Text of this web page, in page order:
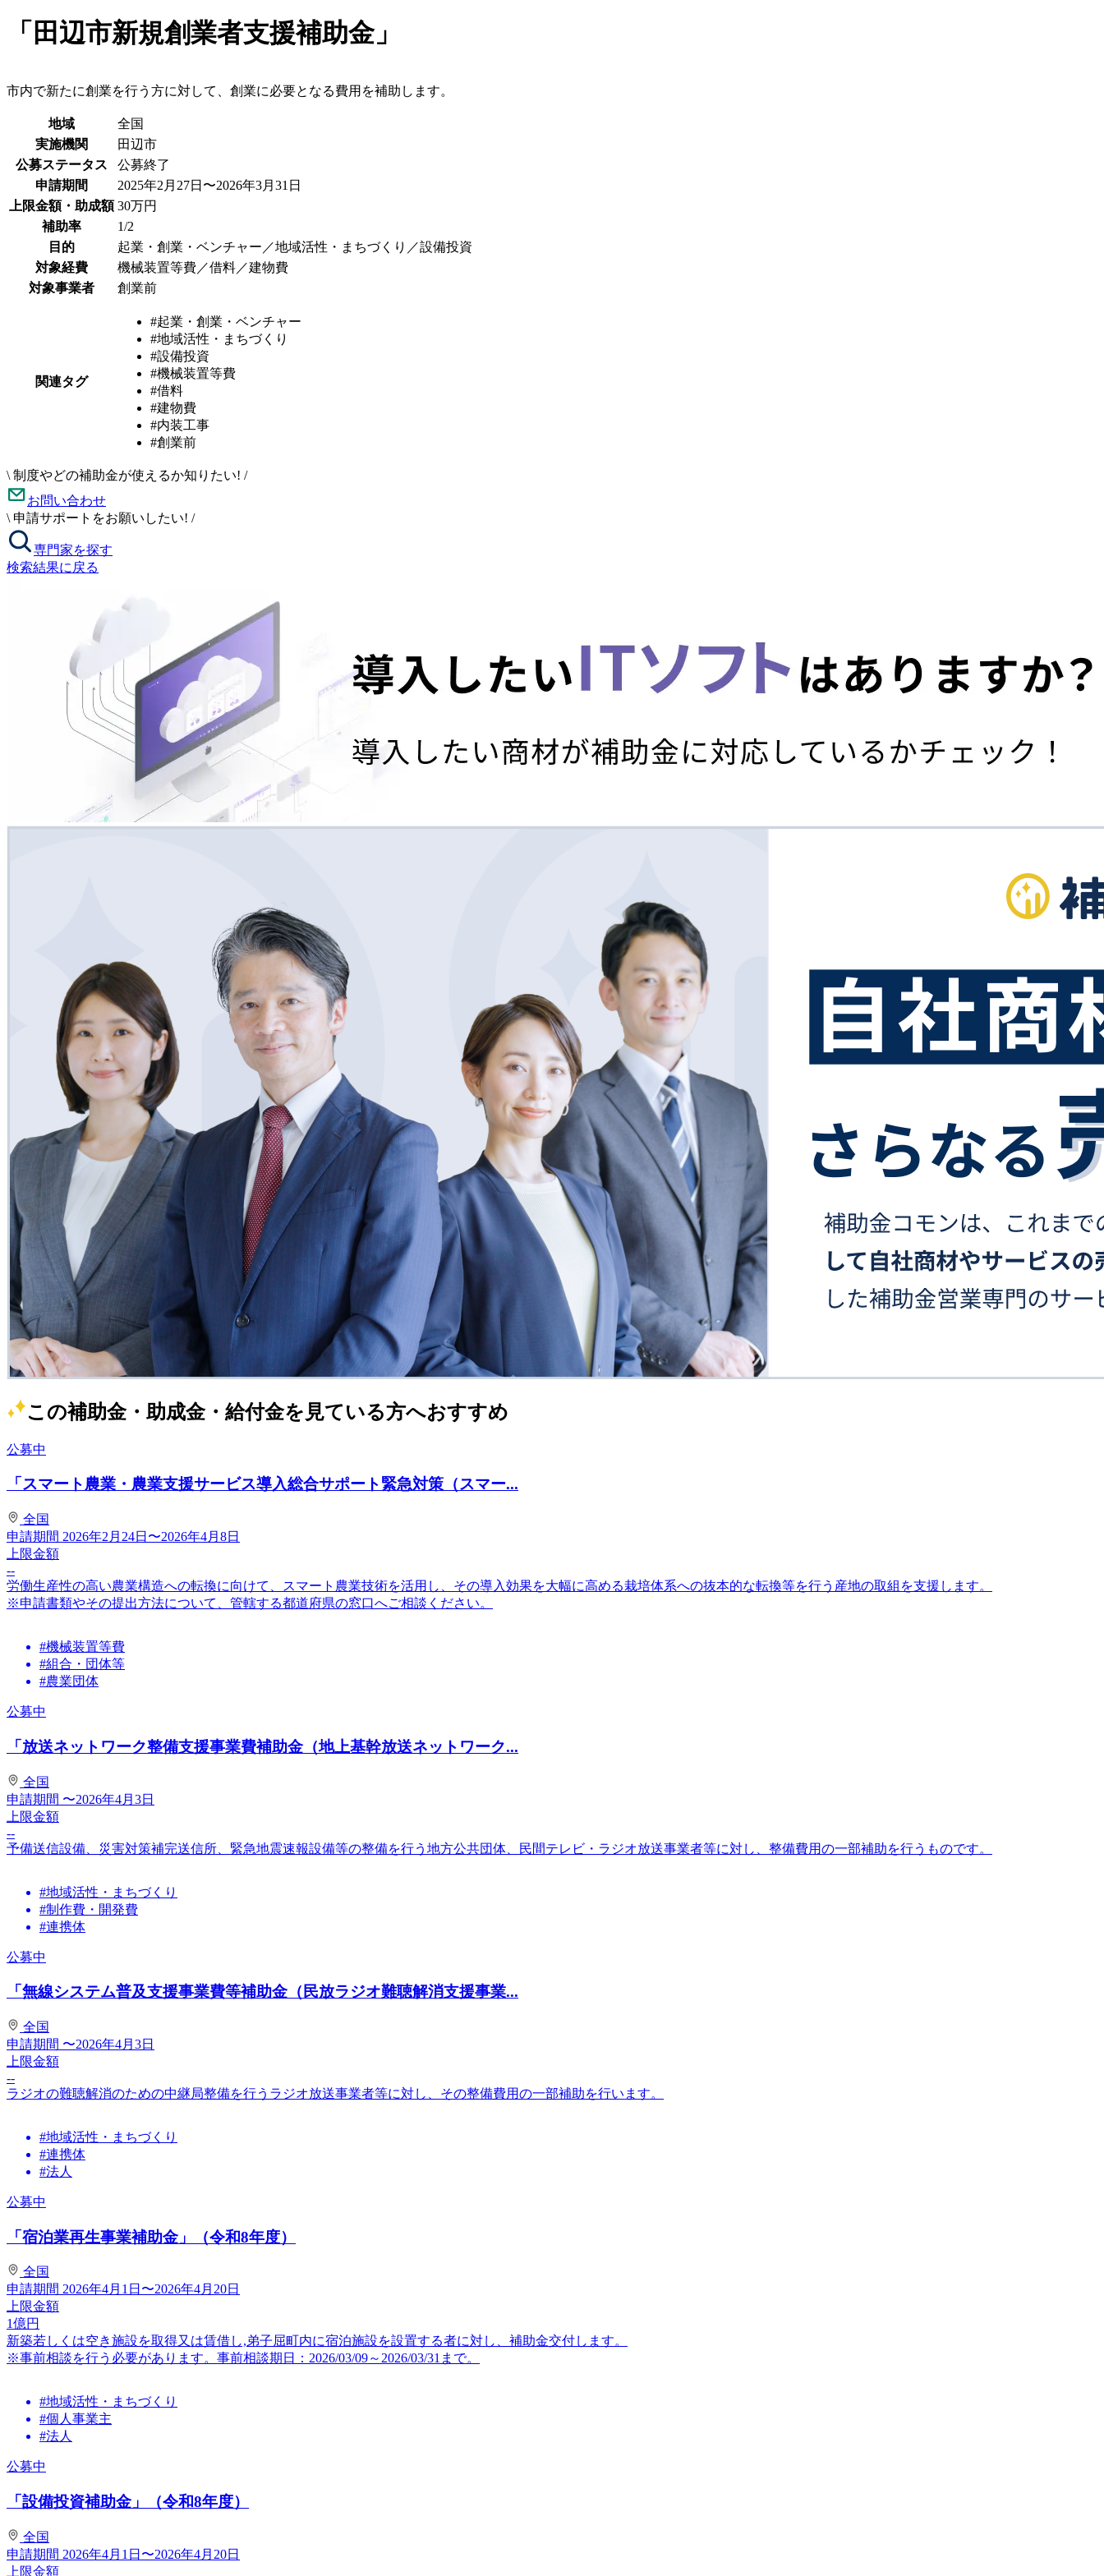
「田辺市新規創業者支援補助金」
市内で新たに創業を行う方に対して、創業に必要となる費用を補助します。
地域
全国
実施機関
田辺市
公募ステータス
公募終了
申請期間
2025年2月27日〜2026年3月31日
上限金額・助成額 30万円
補助率
1/2
目的
起業・創業・ベンチャー／地域活性・まちづくり／設備投資
対象経費
機械装置等費／借料／建物費
対象事業者
創業前
関連タグ
#起業・創業・ベンチャー
#地域活性・まちづくり
#設備投資
#機械装置等費
#借料
#建物費
#内装工事
#創業前
\ 制度やどの補助金が使えるか知りたい! /
お問い合わせ
\ 申請サポートをお願いしたい! /
専門家を探す
検索結果に戻る
この補助金・助成金・給付金を見ている方へおすすめ
公募中
「スマート農業・農業支援サービス導入総合サポート緊急対策（スマー...
全国
申請期間 2026年2月24日〜2026年4月8日
上限金額
--
労働生産性の高い農業構造への転換に向けて、スマート農業技術を活用し、その導入効果を大幅に高める栽培体系への抜本的な転換等を行う産地の取組を支援します。
※申請書類やその提出方法について、管轄する都道府県の窓口へご相談ください。
#機械装置等費
#組合・団体等
#農業団体
公募中
「放送ネットワーク整備支援事業費補助金（地上基幹放送ネットワーク...
全国
申請期間 〜2026年4月3日
上限金額
--
予備送信設備、災害対策補完送信所、緊急地震速報設備等の整備を行う地方公共団体、民間テレビ・ラジオ放送事業者等に対し、整備費用の一部補助を行うものです。
#地域活性・まちづくり
#制作費・開発費
#連携体
公募中
「無線システム普及支援事業費等補助金（民放ラジオ難聴解消支援事業...
全国
申請期間 〜2026年4月3日
上限金額
--
ラジオの難聴解消のための中継局整備を行うラジオ放送事業者等に対し、その整備費用の一部補助を行います。
#地域活性・まちづくり
#連携体
#法人
公募中
「宿泊業再生事業補助金」（令和8年度）
全国
申請期間 2026年4月1日〜2026年4月20日
上限金額
1億円
新築若しくは空き施設を取得又は賃借し,弟子屈町内に宿泊施設を設置する者に対し、補助金交付します。
※事前相談を行う必要があります。事前相談期日：2026/03/09～2026/03/31まで。
#地域活性・まちづくり
#個人事業主
#法人
公募中
「設備投資補助金」（令和8年度）
全国
申請期間 2026年4月1日〜2026年4月20日
上限金額